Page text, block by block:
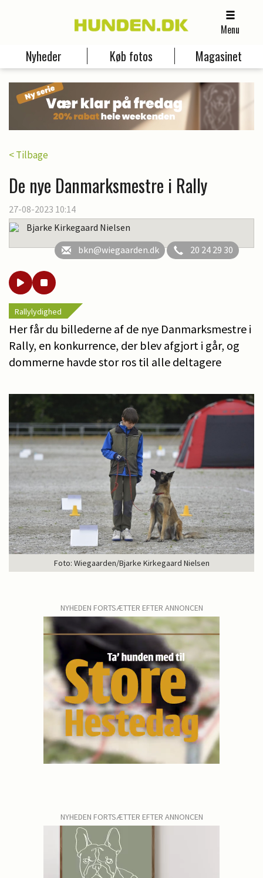
Menu
Nyheder Køb fotos Magasinet
< Tilbage
De nye Danmarksmestre i Rally
27-08-2023 10:14
Bjarke Kirkegaard Nielsen
bkn@wiegaarden.dk
20 24 29 30
Rallylydighed
Her får du billederne af de nye Danmarksmestre i
Rally, en konkurrence, der blev afgjort i går, og
dommerne havde stor ros til alle deltagere
Foto: Wiegaarden/Bjarke Kirkegaard Nielsen
NYHEDEN FORTSÆTTER EFTER ANNONCEN
NYHEDEN FORTSÆTTER EFTER ANNONCEN